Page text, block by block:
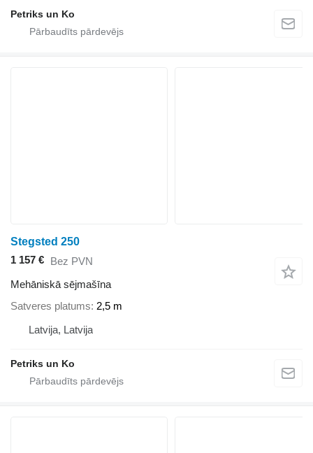
Petriks un Ko
Stegsted 250
1 157 € Bez PVN
Mehāniskā sējmašīna
Satveres platums 2,5 m
Latvija, Latvija
Petriks un Ko